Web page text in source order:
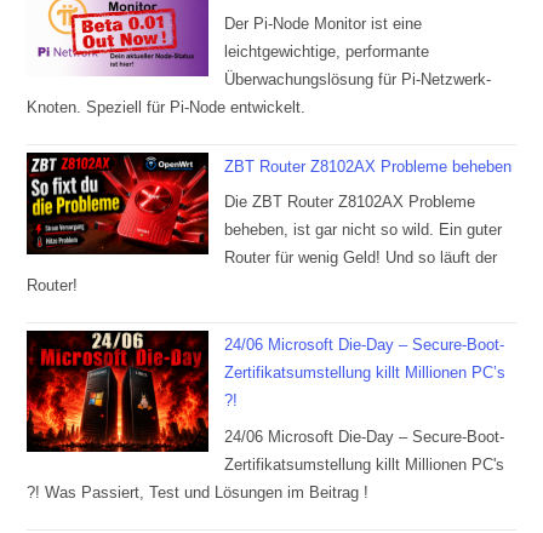
Der Pi-Node Monitor ist eine
leichtgewichtige, performante
Überwachungslösung für Pi-Netzwerk-
Knoten. Speziell für Pi-Node entwickelt.
ZBT Router Z8102AX Probleme beheben
Die ZBT Router Z8102AX Probleme
beheben, ist gar nicht so wild. Ein guter
Router für wenig Geld! Und so läuft der
Router!
24/06 Microsoft Die-Day – Secure-Boot-
Zertifikatsumstellung killt Millionen PC’s
?!
24/06 Microsoft Die-Day – Secure-Boot-
Zertifikatsumstellung killt Millionen PC's
?! Was Passiert, Test und Lösungen im Beitrag !